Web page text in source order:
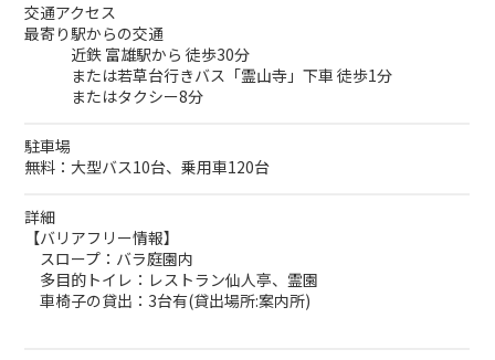
交通アクセス
最寄り駅からの交通
近鉄 富雄駅から 徒歩30分
または若草台行きバス「霊山寺」下車 徒歩1分
またはタクシー8分
駐車場
無料：大型バス10台、乗用車120台
詳細
【バリアフリー情報】
スロープ：バラ庭園内
多目的トイレ：レストラン仙人亭、霊園
車椅子の貸出：3台有(貸出場所:案内所)